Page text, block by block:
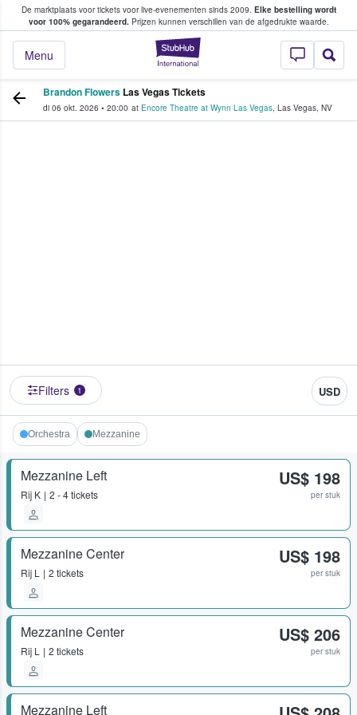
De marktplaats voor tickets voor live-evenementen sinds 2009. Elke bestelling wordt
voor 100% gegarandeerd.Prijzen kunnen verschillen van de afgedrukte waarde.
StubHub: waar
Menu
tickets kopen en verkopen
Brandon Flowers Las Vegas Tickets
di 06 okt. 2026 • 20:00 at Encore Theatre at Wynn Las Vegas, Las Vegas, NV
Filters 1 USD
Orchestra Mezzanine
Mezzanine Left
Rij K 2 - 4 tickets
US$ 198
per stuk
Mezzanine Center
Rij L 2 tickets
US$ 198
per stuk
Mezzanine Center
Rij L 2 tickets
US$ 206
per stuk
Mezzanine Left